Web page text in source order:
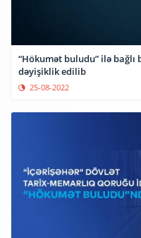
“Hökumət buludu” ilə
dəyişiklik edilib
25-08-2022